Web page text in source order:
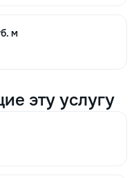
м
эту услугу